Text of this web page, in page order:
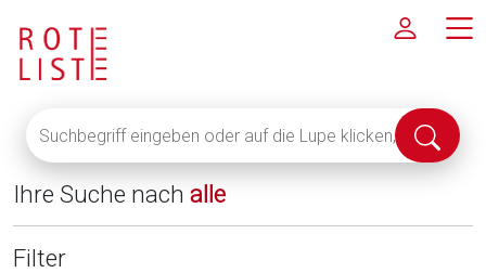
eingeben
oder
auf
die
Lupe
Suche
Ihre Suche nach alle
Filter